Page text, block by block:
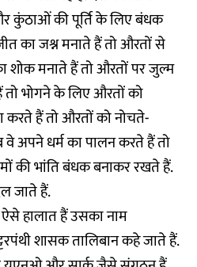
कुंठाओं की पूर्ति के लिए बंधक
का जश्न मनाते हैं तो औरतों से
शोक मनाते हैं तो औरतों पर जुल्म
तो भोगने के लिए औरतों को
करते हैं तो औरतों को नोचते-
अपने धर्म का पालन करते हैं तो
की भांति बंधक बनाकर रखते हैं.
जाते हैं.
हालात हैं उसका नाम
शासक तालिबान कहे जाते हैं.